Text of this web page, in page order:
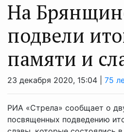
На
подвели
памяти и
23 декабря 2020, 15:04 | 75
РИА «Стрела» сообщает о
посвященных подведению